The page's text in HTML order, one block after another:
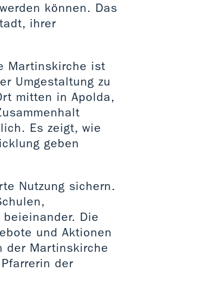
können. Das
ihrer
Martinskirche ist
Umgestaltung zu
mitten in Apolda,
Es zeigt, wie
geben
Nutzung sichern.
Die
und Aktionen
der Martinskirche
der